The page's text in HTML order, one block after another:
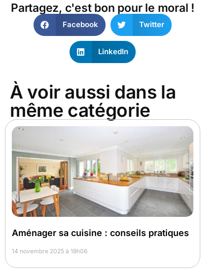
Partagez, c'est bon pour le moral !
Facebook Twitter
LinkedIn
À voir aussi dans la
même catégorie
Aménager​ s‍a c‌ui‍sin‍e : conseils p‍ratiq‍ues
14 novembre 2025 à 18h06